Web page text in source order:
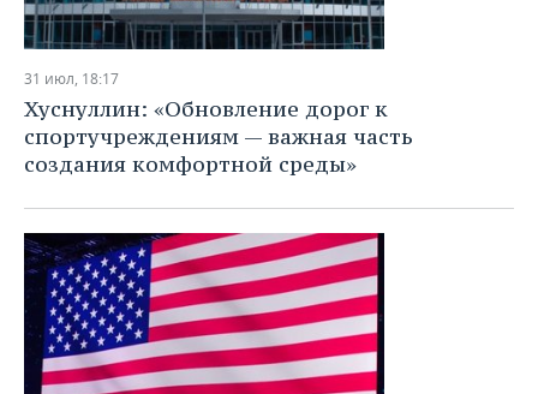
31 июл, 18:17
Хуснуллин: «Обновление дорог к
спортучреждениям — важная часть
создания комфортной среды»